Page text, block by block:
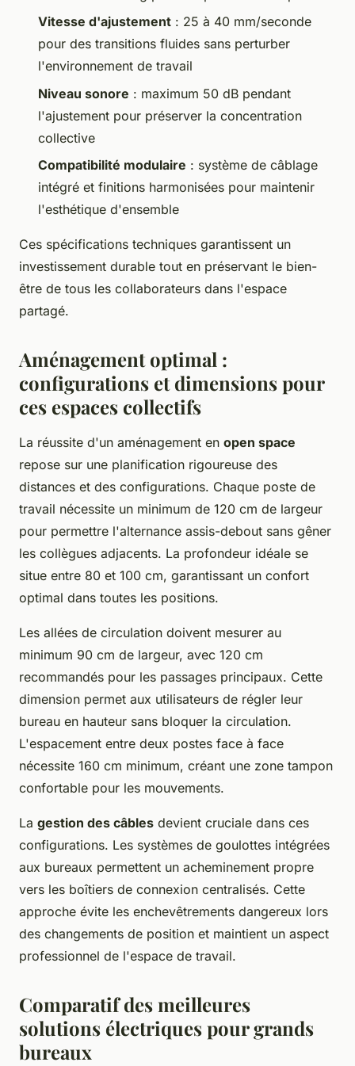
Vitesse d'ajustement : 25 à 40 mm/seconde
pour des transitions fluides sans perturber
l'environnement de travail
Niveau sonore : maximum 50 dB pendant
l'ajustement pour préserver la concentration
collective
Compatibilité modulaire : système de câblage
intégré et finitions harmonisées pour maintenir
l'esthétique d'ensemble
Ces spécifications techniques garantissent un
investissement durable tout en préservant le bien-
être de tous les collaborateurs dans l'espace
partagé.
Aménagement optimal :
configurations et dimensions pour
ces espaces collectifs
La réussite d'un aménagement en open space
repose sur une planification rigoureuse des
distances et des configurations. Chaque poste de
travail nécessite un minimum de 120 cm de largeur
pour permettre l'alternance assis-debout sans gêner
les collègues adjacents. La profondeur idéale se
situe entre 80 et 100 cm, garantissant un confort
optimal dans toutes les positions.
Les allées de circulation doivent mesurer au
minimum 90 cm de largeur, avec 120 cm
recommandés pour les passages principaux. Cette
dimension permet aux utilisateurs de régler leur
bureau en hauteur sans bloquer la circulation.
L'espacement entre deux postes face à face
nécessite 160 cm minimum, créant une zone tampon
confortable pour les mouvements.
La gestion des câbles devient cruciale dans ces
configurations. Les systèmes de goulottes intégrées
aux bureaux permettent un acheminement propre
vers les boîtiers de connexion centralisés. Cette
approche évite les enchevêtrements dangereux lors
des changements de position et maintient un aspect
professionnel de l'espace de travail.
Comparatif des meilleures
solutions électriques pour grands
bureaux